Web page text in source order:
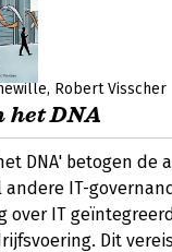
Robert Visscher
DNA
DNA' betogen de
IT-
over IT
Dit